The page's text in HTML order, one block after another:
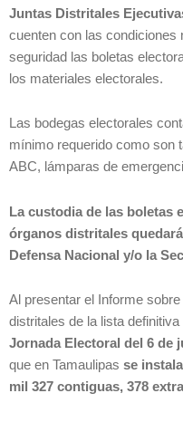
Juntas Distritales
cuenten con las
seguridad las boletas
los materiales electorales.
Las bodegas electorales
mínimo requerido como son
ABC, lámparas de
La custodia de las boletas
órganos distritales
Defensa Nacional y/o la
Al presentar el Informe
distritales de la lista
Jornada Electoral del 6 de
que en Tamaulipas se
mil 327 contiguas, 378